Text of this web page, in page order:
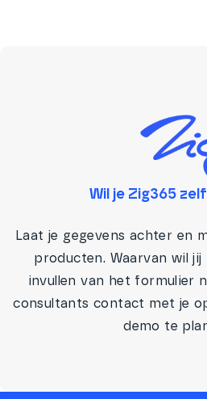
Wil je Zig365
Laat je gegevens achter en
producten. Waarvan wil jij
invullen van het formulier
consultants contact met je
demo te